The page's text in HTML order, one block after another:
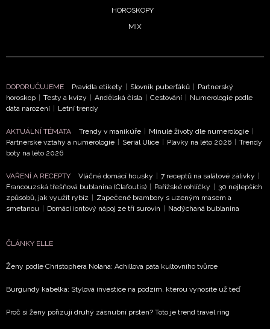
NEWSLETTER
Přihlášením k newsletteru souhlasíte s
potvrzujete, že jste se seznámili seZásadami
ochrany soukromí- BurdaMedia Extra s.r.o. bude s
Vašimi údaji pracovat zejména k organizaci a
Chcete navíc dostávat i další zajímavé a exkluzivní
zpracováním údajů k tomuto účelu podle
soukromí BurdaMedia Extra s.r.o., zaškrtněte toto pole.
HOROSKOPY
MIX
DOPORUČUJEME Pravidla etikety Slovník puberťáků
Partnerský
horoskop
Testy a kvízy Andělská čísla Cestování
Numerologie podle
data narození
Letní trendy
AKTUÁLNÍ TÉMATA Trendy v manikúře Minulé životy dle numerologie
Partnerské vztahy a numerologie
Seriál Ulice Plavky na léto 2026
Trendy
boty na léto 2026
VAŘENÍ A RECEPTY Vláčné domácí housky 7 receptů na salátové zálivky
Francouzská třešňová bublanina (Clafoutis)
Pařížské rohlíčky
30 nejlepších
způsobů, jak využít rybíz
Zapečené brambory s uzeným masem a
smetanou
Domácí iontový nápoj ze tří surovin Nadýchaná bublanina
ČLÁNKY ELLE
Ženy podle Christophera Nolana: Achillova pata kultovního tvůrce
Burgundy kabelka: Stylová investice na podzim, kterou vynosíte už teď
Proč si ženy pořizují druhý zásnubní prsten? Toto je trend travel ring